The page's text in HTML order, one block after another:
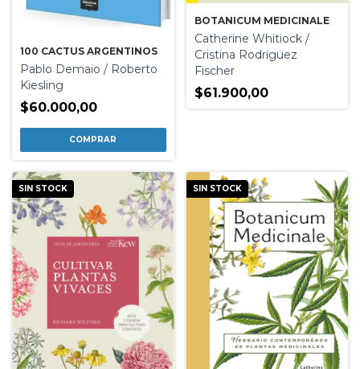
100 CACTUS ARGENTINOS
Pablo Demaio / Roberto
Kiesling
$60.000,00
BOTANICUM MEDICINALE
Catherine Whitiock /
Cristina Rodriguez
Fischer
$61.900,00
SIN STOCK SIN STOCK